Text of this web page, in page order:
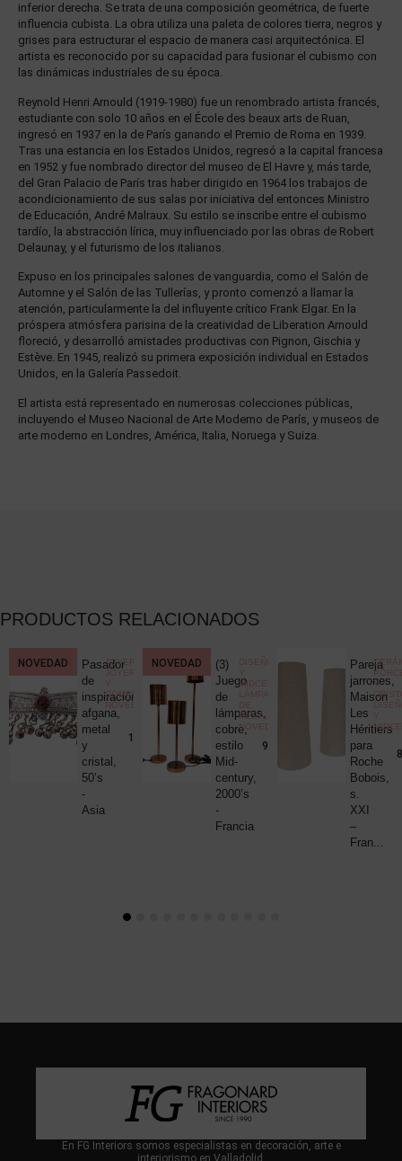
inferior derecha. Se trata de una composición geométrica, de fuerte
influencia cubista. La obra utiliza una paleta de colores tierra, negros y
grises para estructurar el espacio de manera casi arquitectónica. El
artista es reconocido por su capacidad para fusionar el cubismo con
las dinámicas industriales de su época.
Reynold Henri Arnould (1919-1980) fue un renombrado artista francés,
estudiante con solo 10 años en el École des beaux arts de Ruan,
ingresó en 1937 en la de París ganando el Premio de Roma en 1939.
Tras una estancia en los Estados Unidos, regresó a la capital francesa
en 1952 y fue nombrado director del museo de El Havre y, más tarde,
del Gran Palacio de París tras haber dirigido en 1964 los trabajos de
acondicionamiento de sus salas por iniciativa del entonces Ministro
de Educación, André Malraux. Su estilo se inscribe entre el cubismo
tardío, la abstracción lírica, muy influenciado por las obras de Robert
Delaunay, y el futurismo de los italianos.
Expuso en los principales salones de vanguardia, como el Salón de
Automne y el Salón de las Tullerías, y pronto comenzó a llamar la
atención, particularmente la del influyente crítico Frank Elgar. En la
próspera atmósfera parisina de la creatividad de Liberation Arnould
floreció, y desarrolló amistades productivas con Pignon, Gischia y
Estève. En 1945, realizó su primera exposición individual en Estados
Unidos, en la Galería Passedoit.
El artista está representado en numerosas colecciones públicas,
incluyendo el Museo Nacional de Arte Moderno de París, y museos de
arte moderno en Londres, América, Italia, Noruega y Suiza.
PRODUCTOS RELACIONADOS
,
€
NOVEDAD
Pasador
de
inspiración
afgana,
metal
y
cristal,
50’s
-
Asia
JOYERÍA
JOYERÍA
Y
COMPLEMENTOS
NOVEDADES
190,00
NOVEDAD
(3)
Juego
de
lámparas,
cobre,
estilo
Mid-
century,
2000’s
-
Francia
DISEÑO
Y
MIDCENTURY
LÁMPARAS
DE
MESA,
NOVEDADES
980,00
Pareja
jarrones,
Maison
Les
Héritiers
para
Roche
Bobois,
s.
XXI
–
Fran...
Y
Y
En FG Interiors somos especialistas en decoración, arte e
interiorismo en Valladolid.